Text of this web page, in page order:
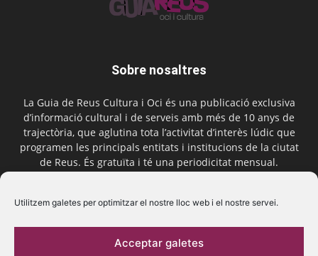
Utilitzem galetes per optimitzar el nostre lloc web i el nostre servei.
Acceptar galetes
Sobre nosaltres
La Guia de Reus Cultura i Oci és una publicació exclusiva
d’informació cultural i de serveis amb més de 10 anys de
trajectòria, que aglutina tota l’activitat d’interès lúdic que
programen les principals entitats i institucions de la ciutat
de Reus. És gratuïta i té una periodicitat mensual.
Segueix-nos